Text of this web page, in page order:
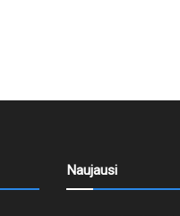
Naujausi